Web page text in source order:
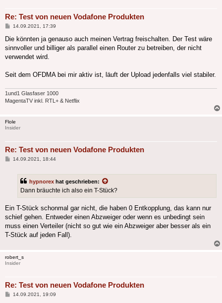
Re: Test von neuen Vodafone Produkten
Beitrag
14.09.2021, 17:39
Die könnten ja genauso auch meinen Vertrag freischalten. Der Test wäre
sinnvoller und billiger als parallel einen Router zu betreiben, der nicht
verwendet wird.
Seit dem OFDMA bei mir aktiv ist, läuft der Upload jedenfalls viel stabiler.
1und1 Glasfaser 1000
MagentaTV inkl. RTL+ & Netflix
Flole
Insider
Re: Test von neuen Vodafone Produkten
Beitrag
14.09.2021, 18:44
hypnorex hat geschrieben:
Dann bräuchte ich also ein T-Stück?
Ein T-Stück schonmal gar nicht, die haben 0 Entkopplung, das kann nur
schief gehen. Entweder einen Abzweiger oder wenn es unbedingt sein
muss einen Verteiler (nicht so gut wie ein Abzweiger aber besser als ein
T-Stück auf jeden Fall).
robert_s
Insider
Re: Test von neuen Vodafone Produkten
Beitrag
14.09.2021, 19:09